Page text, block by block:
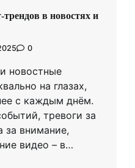
в новостях и
0
новостные
на глазах,
с каждым днём.
тревоги за
за внимание,
видео – в…